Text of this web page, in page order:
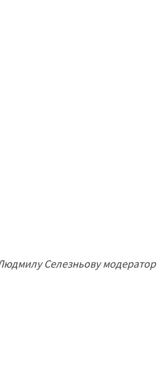
Селезньову модератор